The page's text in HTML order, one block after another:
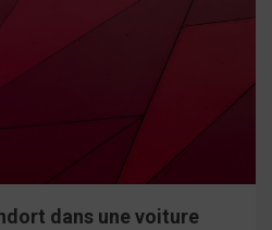
dans une voiture